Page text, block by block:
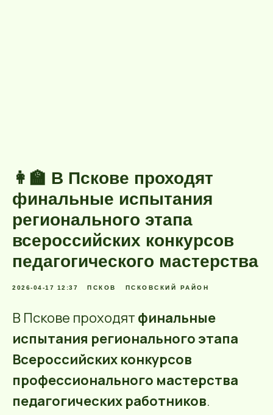
👩‍🏫 В Пскове проходят
финальные испытания
регионального этапа
всероссийских конкурсов
педагогического мастерства
2026-04-17 12:37 ПСКОВ ПСКОВСКИЙ РАЙОН
В Пскове проходят финальные
испытания регионального этапа
Всероссийских конкурсов
профессионального мастерства
педагогических работников.